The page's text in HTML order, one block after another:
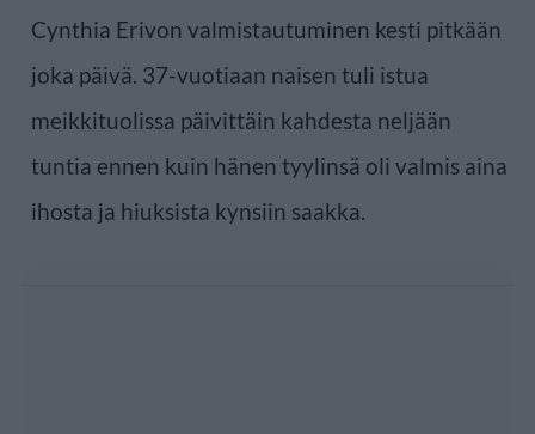
Cynthia Erivon valmistautuminen kesti pitkään
joka päivä. 37-vuotiaan naisen tuli istua
meikkituolissa päivittäin kahdesta neljään
tuntia ennen kuin hänen tyylinsä oli valmis aina
ihosta ja hiuksista kynsiin saakka.